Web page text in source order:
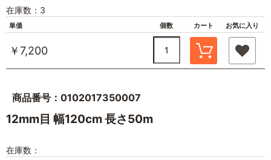
在庫数：3
単価 個数 カート お気に入り
￥7,200
商品番号：0102017350007
12mm目 幅120cm 長さ50m
在庫数：